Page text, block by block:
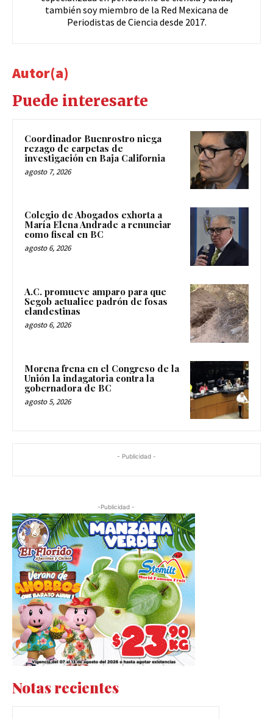
también soy miembro de la Red Mexicana de
Periodistas de Ciencia desde 2017.
Autor(a)
Puede interesarte
Coordinador Buenrostro niega
rezago de carpetas de
investigación en Baja California
agosto 7, 2026
Colegio de Abogados exhorta a
María Elena Andrade a renunciar
como fiscal en BC
agosto 6, 2026
A.C. promueve amparo para que
Segob actualice padrón de fosas
clandestinas
agosto 6, 2026
Morena frena en el Congreso de la
Unión la indagatoria contra la
gobernadora de BC
agosto 5, 2026
- Publicidad -
-Publicidad -
Notas recientes